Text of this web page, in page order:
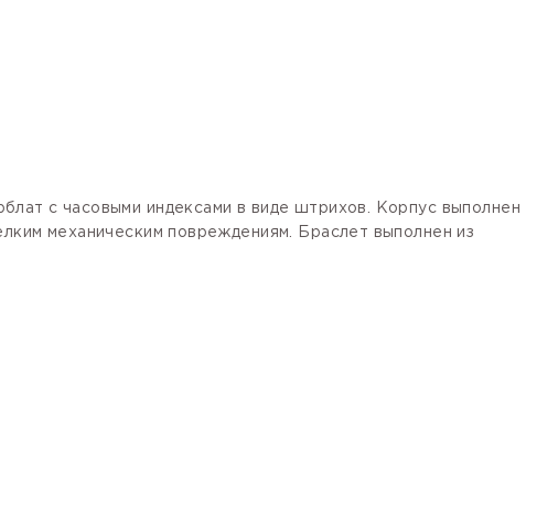
с часовыми индексами в виде штрихов. Корпус выполнен
механическим повреждениям. Браслет выполнен из